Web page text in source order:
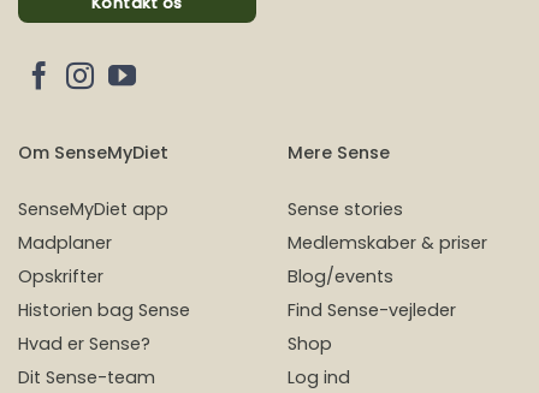
Om SenseMyDiet
SenseMyDiet app
Madplaner
Opskrifter
Historien bag Sense
Hvad er Sense?
Dit Sense-team
Mere Sense
Sense stories
Medlemskaber & priser
Blog/events
Find Sense-vejleder
Shop
Log ind